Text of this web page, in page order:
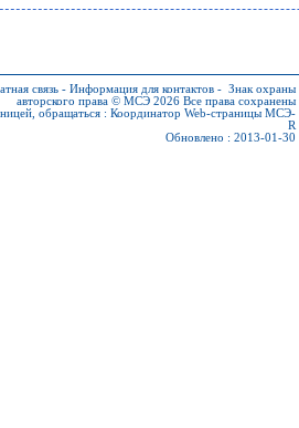
связь - Информация для контактов - Знак охраны
авторского права © МСЭ 2026 Все права сохранены
обращаться : Координатор Web-страницы МСЭ-
R
Обновлено : 2013-01-30